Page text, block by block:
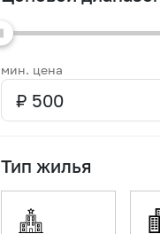
мин. цена
Тип жилья